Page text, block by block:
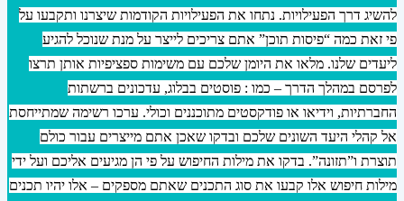
להשיג דרך הפעילויות. נתחו את הפעילויות הקודמות שיצרנו ותקבעו על
פי זאת כמה “פיסות תוכן” אתם צריכים לייצר על מנת שנוכל להגיע
ליעדים שלנו. מלאו את היומן שלכם עם משימות ספציפיות אותן תרצו
לפרסם במהלך הדרך – כמו : פוסטים בבלוג, עדכונים ברשתות
החברתיות, וידיאו או פודקסטים מתוכננים וכולי. ערכו רשימה שמתייחסת
אל קהלי היעד השונים שלכם ובדקו שאכן אתם מייצרים עבור כולם
תוצרת ו”תזונה”. בדקו את מילות החיפוש על פי הן מגיעים אליכם ועל ידי
מילות חיפוש אלו קבעו את סוג התכנים שאתם מספקים – אלו יהיו תכנים